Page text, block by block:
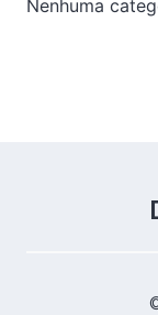
Nenhuma